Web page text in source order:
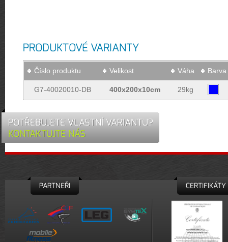
PRODUKTOVÉ VARIANTY
Číslo produktu Velikost Váha Barva
G7-40020010-DB 400x200x10cm 29kg
POTŘEBUJETE VLASTNÍ VARIANTU?
KONTAKTUJTE NÁS
PARTNEŘI CERTIFIKÁTY